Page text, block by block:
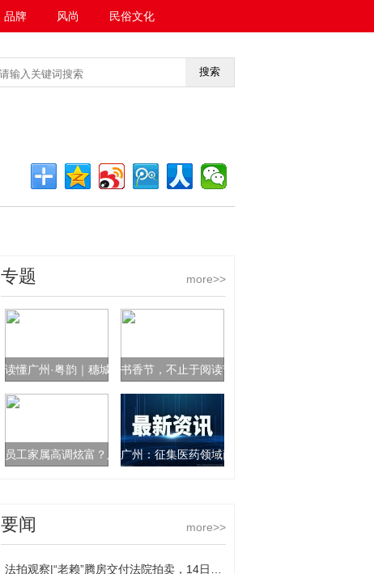
品牌 风尚 民俗文化
<<返回首页
搜索
more>>
专题
读懂广州·粤韵｜穗城之名名实相符 仓廪丰足百姓有福
书香节，不止于阅读节
员工家属高调炫富？广州供电局：已成立核查组进行核查
广州：征集医药领域商业贿赂线索
more>>
要闻